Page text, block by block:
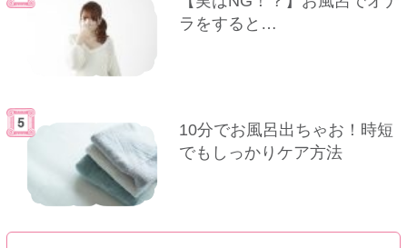
ラをすると…
10分でお風呂出ちゃお！時短
でもしっかりケア方法